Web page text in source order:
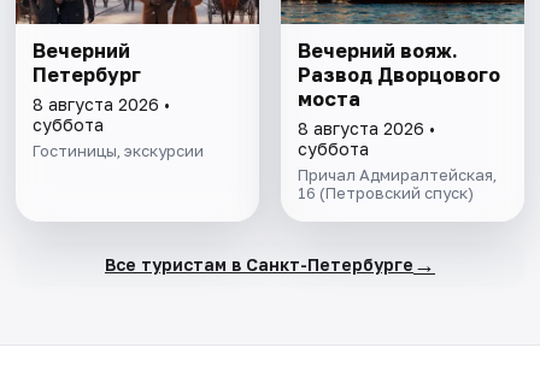
Вечерний
Петербург
8 августа 2026 •
суббота
Гостиницы, экскурсии
Вечерний вояж.
Развод Дворцового
моста
8 августа 2026 •
суббота
Причал Адмиралтейская,
16 (Петровский спуск)
Все туристам в Санкт-Петербурге →